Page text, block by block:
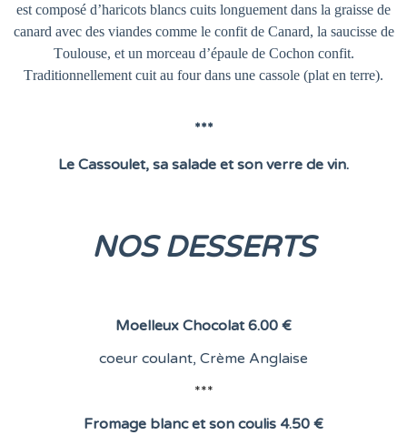
est composé d’haricots blancs cuits longuement dans la graisse de
canard avec des viandes comme le confit de Canard, la saucisse de
Toulouse, et un morceau d’épaule de Cochon confit.
Traditionnellement cuit au four dans une cassole (plat en terre).
***
Le Cassoulet, sa salade et son verre de vin.
NOS DESSERTS
Moelleux Chocolat 6.00 €
coeur coulant, Crème Anglaise
***
Fromage blanc et son coulis 4.50 €